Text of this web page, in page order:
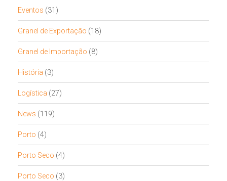
Eventos (31)
Granel de Exportação (18)
Granel de Importação (8)
História (3)
Logística (27)
News (119)
Porto (4)
Porto Seco (4)
Porto Seco (3)